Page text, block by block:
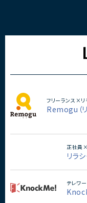
フリーランス×リ
Remogu（
正社員
リラ
テレワ